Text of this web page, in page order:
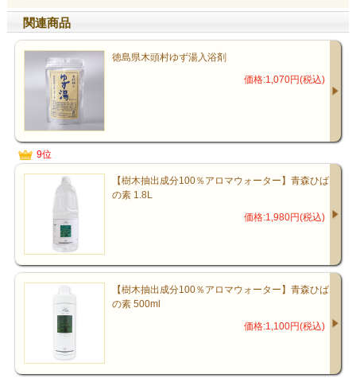
関連商品
徳島県木頭村ゆず湯入浴剤
価格:1,070円(税込)
9位
【樹木抽出成分100％アロマウォーター】青森ひば
の素 1.8L
価格:1,980円(税込)
【樹木抽出成分100％アロマウォーター】青森ひば
の素 500ml
価格:1,100円(税込)